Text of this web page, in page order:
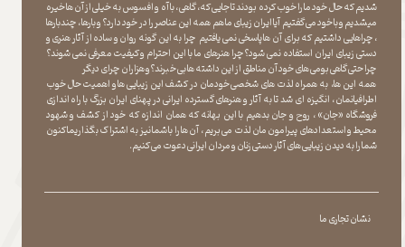
نشان تجاری ما
شدیم که حال خود ما را خوب کرده بودند تا جایی که، گاهی ، با آه و افسوس به خیلی از آن ها خیره
میشدیم و با خود می گفتیم آیا ایران زیبای ما هم همه این عناصر را در خود دارد؟ و بارها ، چندبارها
، چراهایی داشتیم که برای آن ها پاسخی نمی یافتیم چرا به این گونه روان و ساده از آثار هنری و
دستی زیبای ایران استفاده نمی شود؟چرا هنرهای ما با این احترام و کیفیت معرفی نمی شوند؟
چرا حتی گاهی بومی های خود آن مناطق از این داشته ها بی خبرند؟و هزاران چرای دیگر
​​​​​​​ همه این ها، به همراه لذت های شخصی خودمان در کشف این زیبایی ها و اهمیت حال خوب
اطرافیانمان ، انگیزه ای شد تا به آثار و هنرهای گسترده ایرانی در پهنای ایران بزرگ با راه اندازی
فروشگاه «جان» ، روح و جان بدهیم با این بهانه که همان اندازه که خود از کشف و شهود
محیط و استعدادهای پیرامون مان لذت می بریم ، آن ها را با شما نیز به اشتراک بگذاریماکنون
شما را به دیدن زیبایی های آثار دستی زنان و مردان ایرانی دعوت می کنیم.